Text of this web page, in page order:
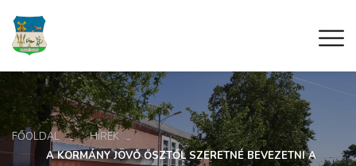
FŐOLDAL
HÍREK
A KORMÁNY JÖVŐ ŐSZTŐL SZERETNÉ BEVEZETNI A